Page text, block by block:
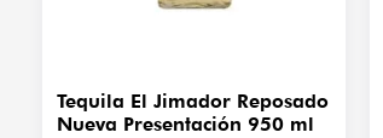
Tequila El Jimador Reposado
Nueva Presentación 950 ml